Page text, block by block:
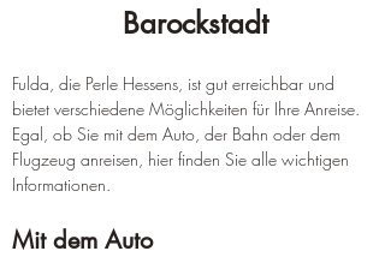
Barockstadt
Fulda, die Perle Hessens, ist gut erreichbar und
bietet verschiedene Möglichkeiten für Ihre Anreise.
Egal, ob Sie mit dem Auto, der Bahn oder dem
Flugzeug anreisen, hier finden Sie alle wichtigen
Informationen.
Mit dem Auto